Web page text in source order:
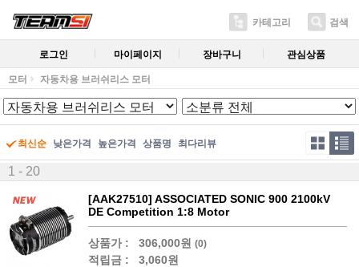
카테고리 검색
로그인 마이페이지 장바구니 관심상품
모터 자동차용 브러쉬리스 모터
최신순 낮은가격 높은가격 상품명 최다리뷰
1 - 20
[AAK27510] ASSOCIATED SONIC 900 2100kV
DE Competition 1:8 Motor
상품가 : 306,000원 (0)
적립금 : 3,060원